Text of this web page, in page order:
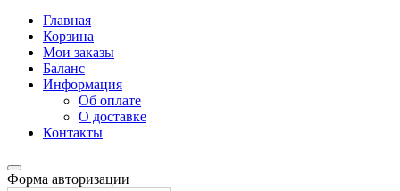
Главная
Корзина
Мои заказы
Баланс
Информация
Об оплате
О доставке
Контакты
Форма авторизации